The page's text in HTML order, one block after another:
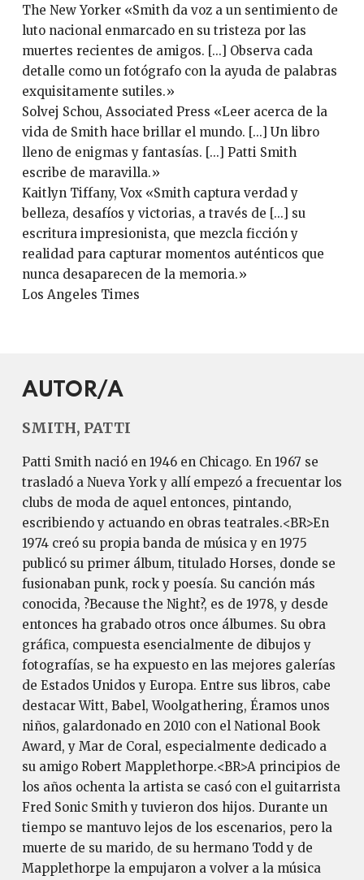
The New Yorker «Smith da voz a un sentimiento de
luto nacional enmarcado en su tristeza por las
muertes recientes de amigos. [...] Observa cada
detalle como un fotógrafo con la ayuda de palabras
exquisitamente sutiles.»
Solvej Schou, Associated Press «Leer acerca de la
vida de Smith hace brillar el mundo. [...] Un libro
lleno de enigmas y fantasías. [...] Patti Smith
escribe de maravilla.»
Kaitlyn Tiffany, Vox «Smith captura verdad y
belleza, desafíos y victorias, a través de [...] su
escritura impresionista, que mezcla ficción y
realidad para capturar momentos auténticos que
nunca desaparecen de la memoria.»
Los Angeles Times
AUTOR/A
SMITH, PATTI
Patti Smith nació en 1946 en Chicago. En 1967 se
trasladó a Nueva York y allí empezó a frecuentar los
clubs de moda de aquel entonces, pintando,
escribiendo y actuando en obras teatrales.<BR>En
1974 creó su propia banda de música y en 1975
publicó su primer álbum, titulado Horses, donde se
fusionaban punk, rock y poesía. Su canción más
conocida, ?Because the Night?, es de 1978, y desde
entonces ha grabado otros once álbumes. Su obra
gráfica, compuesta esencialmente de dibujos y
fotografías, se ha expuesto en las mejores galerías
de Estados Unidos y Europa. Entre sus libros, cabe
destacar Witt, Babel, Woolgathering, Éramos unos
niños, galardonado en 2010 con el National Book
Award, y Mar de Coral, especialmente dedicado a
su amigo Robert Mapplethorpe.<BR>A principios de
los años ochenta la artista se casó con el guitarrista
Fred Sonic Smith y tuvieron dos hijos. Durante un
tiempo se mantuvo lejos de los escenarios, pero la
muerte de su marido, de su hermano Todd y de
Mapplethorpe la empujaron a volver a la música